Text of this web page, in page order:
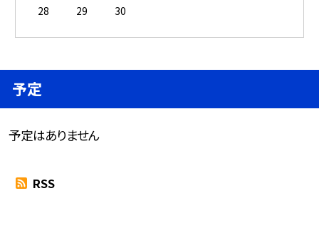
28
29 30
予定
予定はありません
RSS